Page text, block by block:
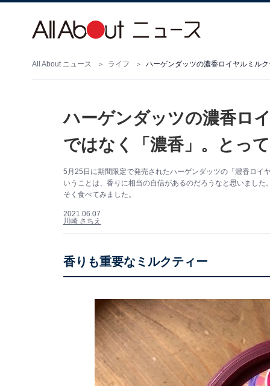
All About ニュース ライフ
ハーゲンダッツの濃香ロ
ではなく「濃香」。とっ
5月25日に期間限定で発売されたハーゲンダッツの「濃香ロイ
いうことは、香りに相当の自信があるのだろうなと思いまし
そく食べてみました。
2021.06.07
川崎 さちえ
香りも重要なミルクティー